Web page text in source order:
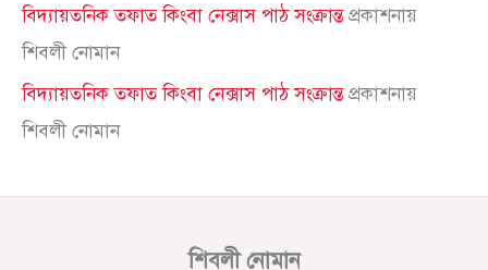
বিদ্যায়তনিক তফাত কিংবা নেক্সাস পাঠ সংক্রান্তপ্রকাশনায়
শিবলী নোমান
বিদ্যায়তনিক তফাত কিংবা নেক্সাস পাঠ সংক্রান্তপ্রকাশনায়
শিবলী নোমান
শিবলী নোমান